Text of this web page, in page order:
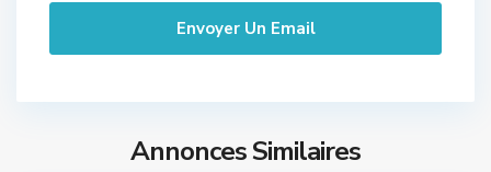
Annonces Similaires